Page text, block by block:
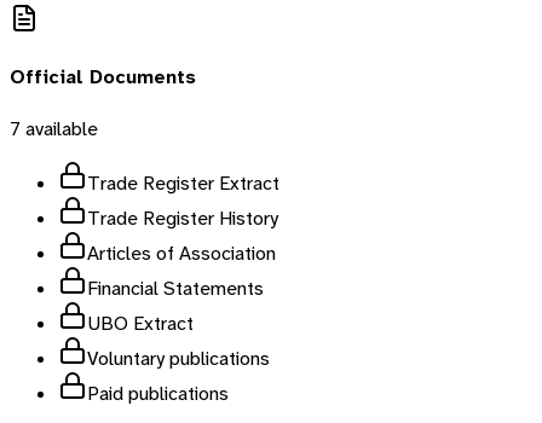
Official Documents
7 available
Trade Register Extract
Trade Register History
Articles of Association
Financial Statements
UBO Extract
Voluntary publications
Paid publications